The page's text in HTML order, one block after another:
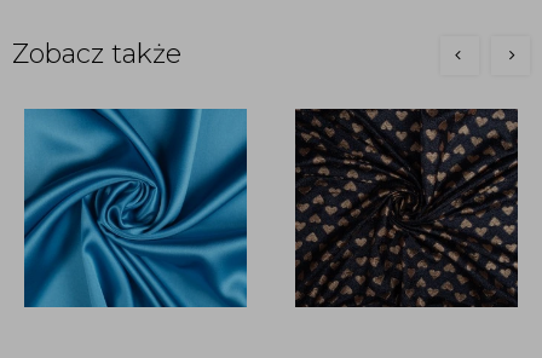
Zobacz także